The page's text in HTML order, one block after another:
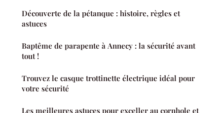
Découverte de la pétanque : histoire, règles et
astuces
Baptême de parapente à Annecy : la sécurité avant
tout !
Trouvez le casque trottinette électrique idéal pour
votre sécurité
Les meilleures astuces pour exceller au cornhole et